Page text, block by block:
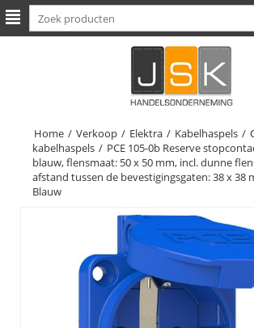
Home / Verkoop / Elektra / Kabelhaspels /
kabelhaspels / PCE 105-0b Reserve
blauw, flensmaat: 50 x 50 mm, incl. dunne
afstand tussen de bevestigingsgaten: 38 x 38
Blauw